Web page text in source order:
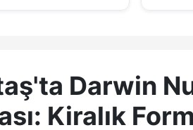
Darwin
Kiralık